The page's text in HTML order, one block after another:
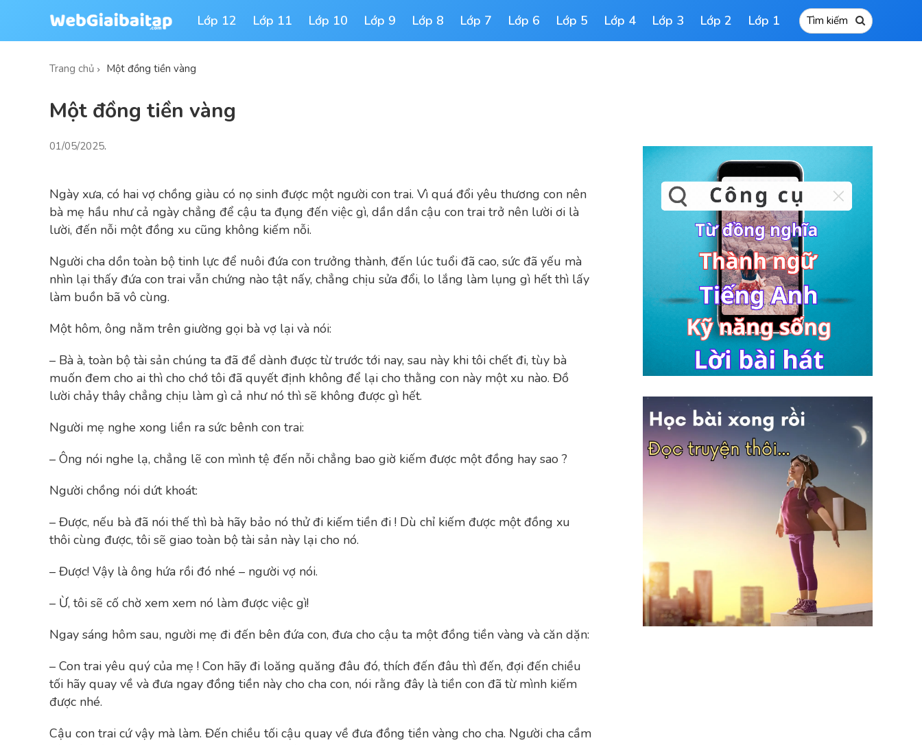
Lớp 12 Lớp 11 Lớp 10 Lớp 9 Lớp 8 Lớp 7 Lớp 6 Lớp 5 Lớp 4 Lớp 3 Lớp 2 Lớp 1
Trang chủ Một đồng tiền vàng
Một đồng tiền vàng
01/05/2025.
Ngày xưa, có hai vợ chồng giàu có nọ sinh được một người con trai. Vì quá đổi yêu thương con nên
bà mẹ hầu như cả ngày chẳng để cậu ta đụng đến việc gì, dần dần cậu con trai trở nên lười ơi là
lười, đến nỗi một đồng xu cũng không kiếm nỗi.
Người cha dồn toàn bộ tinh lực để nuôi đứa con trưởng thành, đến lúc tuổi đã cao, sức đã yếu mà
nhìn lại thấy đứa con trai vẫn chứng nào tật nấy, chẳng chịu sửa đổi, lo lắng làm lụng gì hết thì lấy
làm buồn bã vô cùng.
Một hôm, ông nằm trên giường gọi bà vợ lại và nói:
– Bà à, toàn bộ tài sản chúng ta đã để dành được từ trước tới nay, sau này khi tôi chết đi, tùy bà
muốn đem cho ai thì cho chớ tôi đã quyết định không để lại cho thằng con này một xu nào. Đồ
lười chảy thây chẳng chịu làm gì cả như nó thì sẽ không được gì hết.
Người mẹ nghe xong liền ra sức bênh con trai:
– Ông nói nghe lạ, chẳng lẽ con mình tệ đến nỗi chẳng bao giờ kiếm được một đồng hay sao ?
Người chồng nói dứt khoát:
– Được, nếu bà đã nói thế thì bà hãy bảo nó thử đi kiếm tiền đi ! Dù chỉ kiếm được một đồng xu
thôi cùng được, tôi sẽ giao toàn bộ tài sản này lại cho nó.
– Được! Vậy là ông hứa rồi đó nhé – người vợ nói.
– Ừ, tôi sẽ cố chờ xem xem nó làm được việc gì!
Ngay sáng hôm sau, người mẹ đi đến bên đứa con, đưa cho cậu ta một đồng tiền vàng và căn dặn:
– Con trai yêu quý của mẹ ! Con hãy đi loăng quăng đâu đó, thích đến đâu thì đến, đợi đến chiều
tối hãy quay về và đưa ngay đồng tiền này cho cha con, nói rằng đây là tiền con đã từ mình kiếm
được nhé.
Cậu con trai cứ vậy mà làm. Đến chiều tối cậu quay về đưa đồng tiền vàng cho cha. Người cha cầm